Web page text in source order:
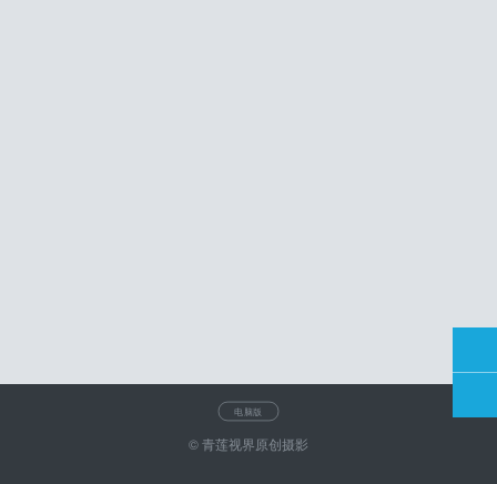
电脑版
© 青莲视界原创摄影